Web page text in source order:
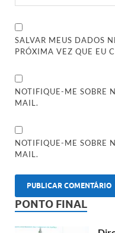
SALVAR MEUS DADOS
PRÓXIMA VEZ QUE EU
NOTIFIQUE-ME SOBRE
MAIL.
NOTIFIQUE-ME SOBRE
MAIL.
PONTO FINAL